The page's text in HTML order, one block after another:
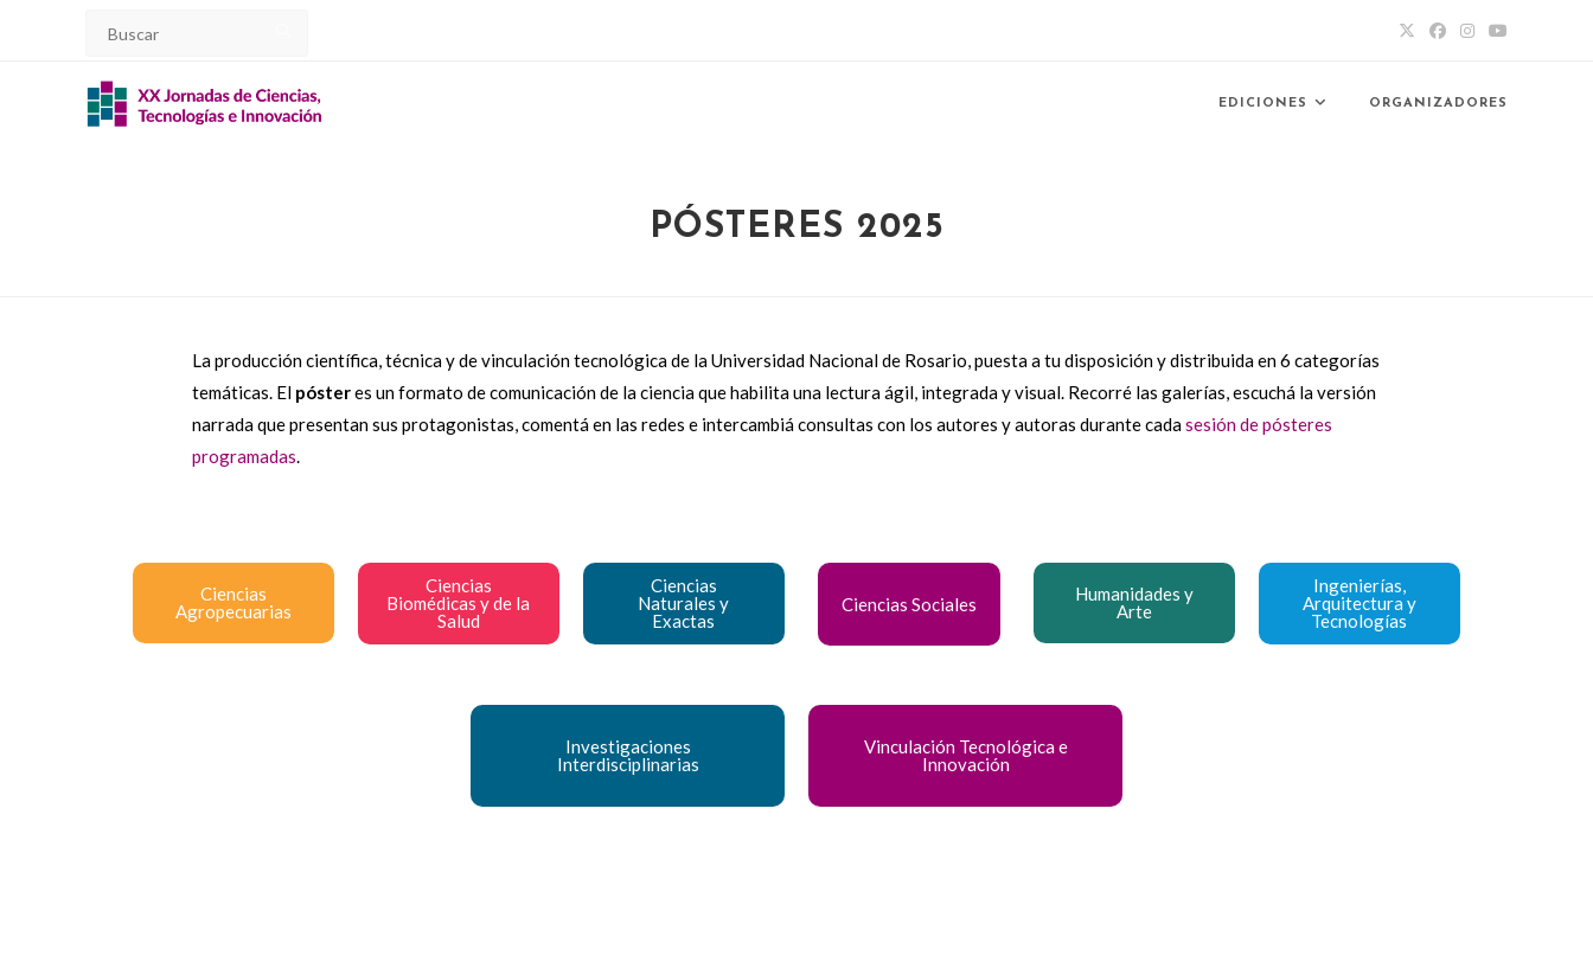
EDICIONES ORGANIZADORES
PÓSTERES 2025
La producción científica, técnica y de vinculación tecnológica de la Universidad Nacional de Rosario, puesta a tu disposición y distribuida en 6 categorías
temáticas. El pósteres un formato de comunicación de la ciencia que habilita una lectura ágil, integrada y visual. Recorré las galerías, escuchá la versión
narrada que presentan sus protagonistas, comentá en las redes e intercambiá consultas con los autores y autoras durante cadasesión de pósteres
programadas.
Ciencias
Agropecuarias
Ciencias
Biomédicas y de la
Salud
Ciencias
Naturales y
Exactas
Ciencias Sociales
Humanidades y
Arte
Ingenierías,
Arquitectura y
Tecnologías
Investigaciones
Interdisciplinarias
Vinculación Tecnológica e
Innovación